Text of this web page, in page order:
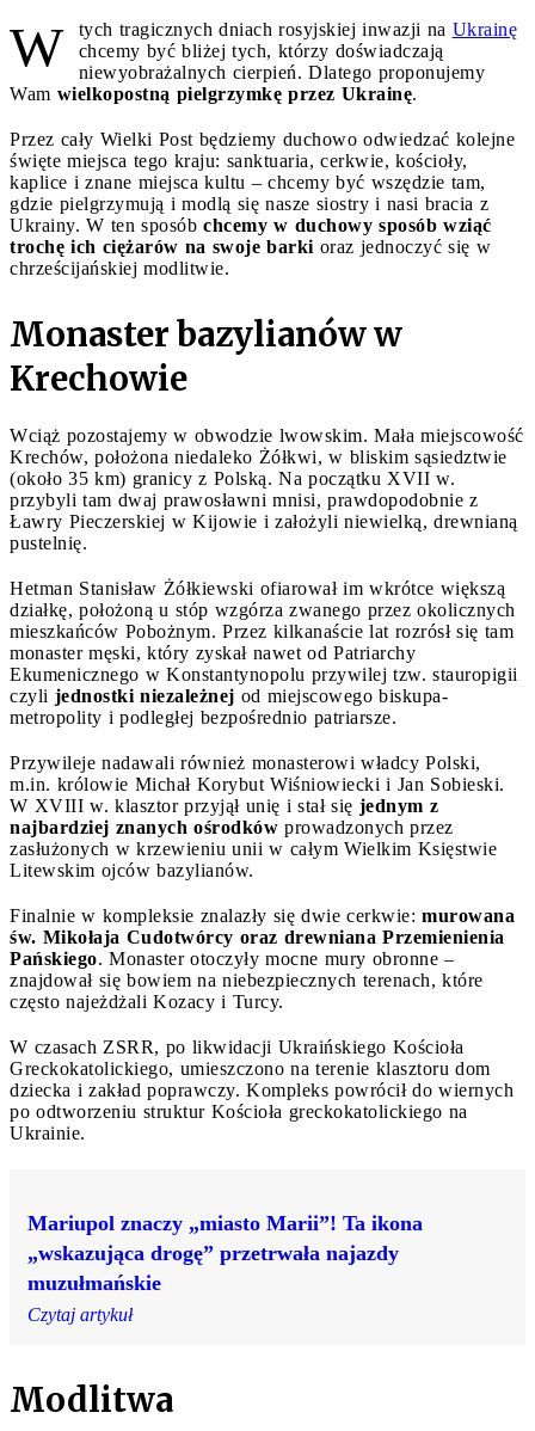
W tych tragicznych dniach rosyjskiej inwazji na Ukrainę
chcemy być bliżej tych, którzy doświadczają
niewyobrażalnych cierpień. Dlatego proponujemy
Wam wielkopostną pielgrzymkę przez Ukrainę.
Przez cały Wielki Post będziemy duchowo odwiedzać kolejne
święte miejsca tego kraju: sanktuaria, cerkwie, kościoły,
kaplice i znane miejsca kultu – chcemy być wszędzie tam,
gdzie pielgrzymują i modlą się nasze siostry i nasi bracia z
Ukrainy. W ten sposób chcemy w duchowy sposób wziąć
trochę ich ciężarów na swoje barki oraz jednoczyć się w
chrześcijańskiej modlitwie.
Monaster bazylianów w
Krechowie
Wciąż pozostajemy w obwodzie lwowskim. Mała miejscowość
Krechów, położona niedaleko Żółkwi, w bliskim sąsiedztwie
(około 35 km) granicy z Polską. Na początku XVII w.
przybyli tam dwaj prawosławni mnisi, prawdopodobnie z
Ławry Pieczerskiej w Kijowie i założyli niewielką, drewnianą
pustelnię.
Hetman Stanisław Żółkiewski ofiarował im wkrótce większą
działkę, położoną u stóp wzgórza zwanego przez okolicznych
mieszkańców Pobożnym. Przez kilkanaście lat rozrósł się tam
monaster męski, który zyskał nawet od Patriarchy
Ekumenicznego w Konstantynopolu przywilej tzw. stauropigii
czyli jednostki niezależnej od miejscowego biskupa-
metropolity i podległej bezpośrednio patriarsze.
Przywileje nadawali również monasterowi władcy Polski,
m.in. królowie Michał Korybut Wiśniowiecki i Jan Sobieski.
W XVIII w. klasztor przyjął unię i stał się jednym z
najbardziej znanych ośrodków prowadzonych przez
zasłużonych w krzewieniu unii w całym Wielkim Księstwie
Litewskim ojców bazylianów.
Finalnie w kompleksie znalazły się dwie cerkwie: murowana
św. Mikołaja Cudotwórcy oraz drewniana Przemienienia
Pańskiego. Monaster otoczyły mocne mury obronne –
znajdował się bowiem na niebezpiecznych terenach, które
często najeżdżali Kozacy i Turcy.
W czasach ZSRR, po likwidacji Ukraińskiego Kościoła
Greckokatolickiego, umieszczono na terenie klasztoru dom
dziecka i zakład poprawczy. Kompleks powrócił do wiernych
po odtworzeniu struktur Kościoła greckokatolickiego na
Ukrainie.
Mariupol znaczy „miasto Marii”! Ta ikona
„wskazująca drogę” przetrwała najazdy
muzułmańskie
Czytaj artykuł
Modlitwa